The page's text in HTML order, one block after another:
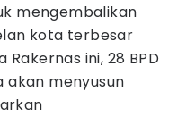
mengembalikan
kota terbesar
Rakernas ini, 28 BPD
akan menyusun